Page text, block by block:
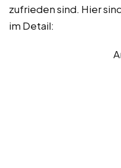
zufrieden sind. Hier
im Detail: